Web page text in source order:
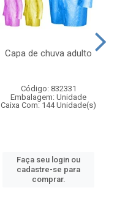
Capa de chuva adulto
Código: 832331
Embalagem: Unidade
Caixa Com: 144 Unidade(s)
Faça seu login ou
cadastre-se para
comprar.